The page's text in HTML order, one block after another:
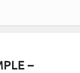
–